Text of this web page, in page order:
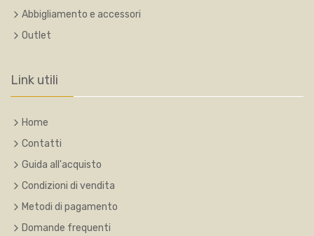
Abbigliamento e accessori
Outlet
Link utili
Home
Contatti
Guida all'acquisto
Condizioni di vendita
Metodi di pagamento
Domande frequenti